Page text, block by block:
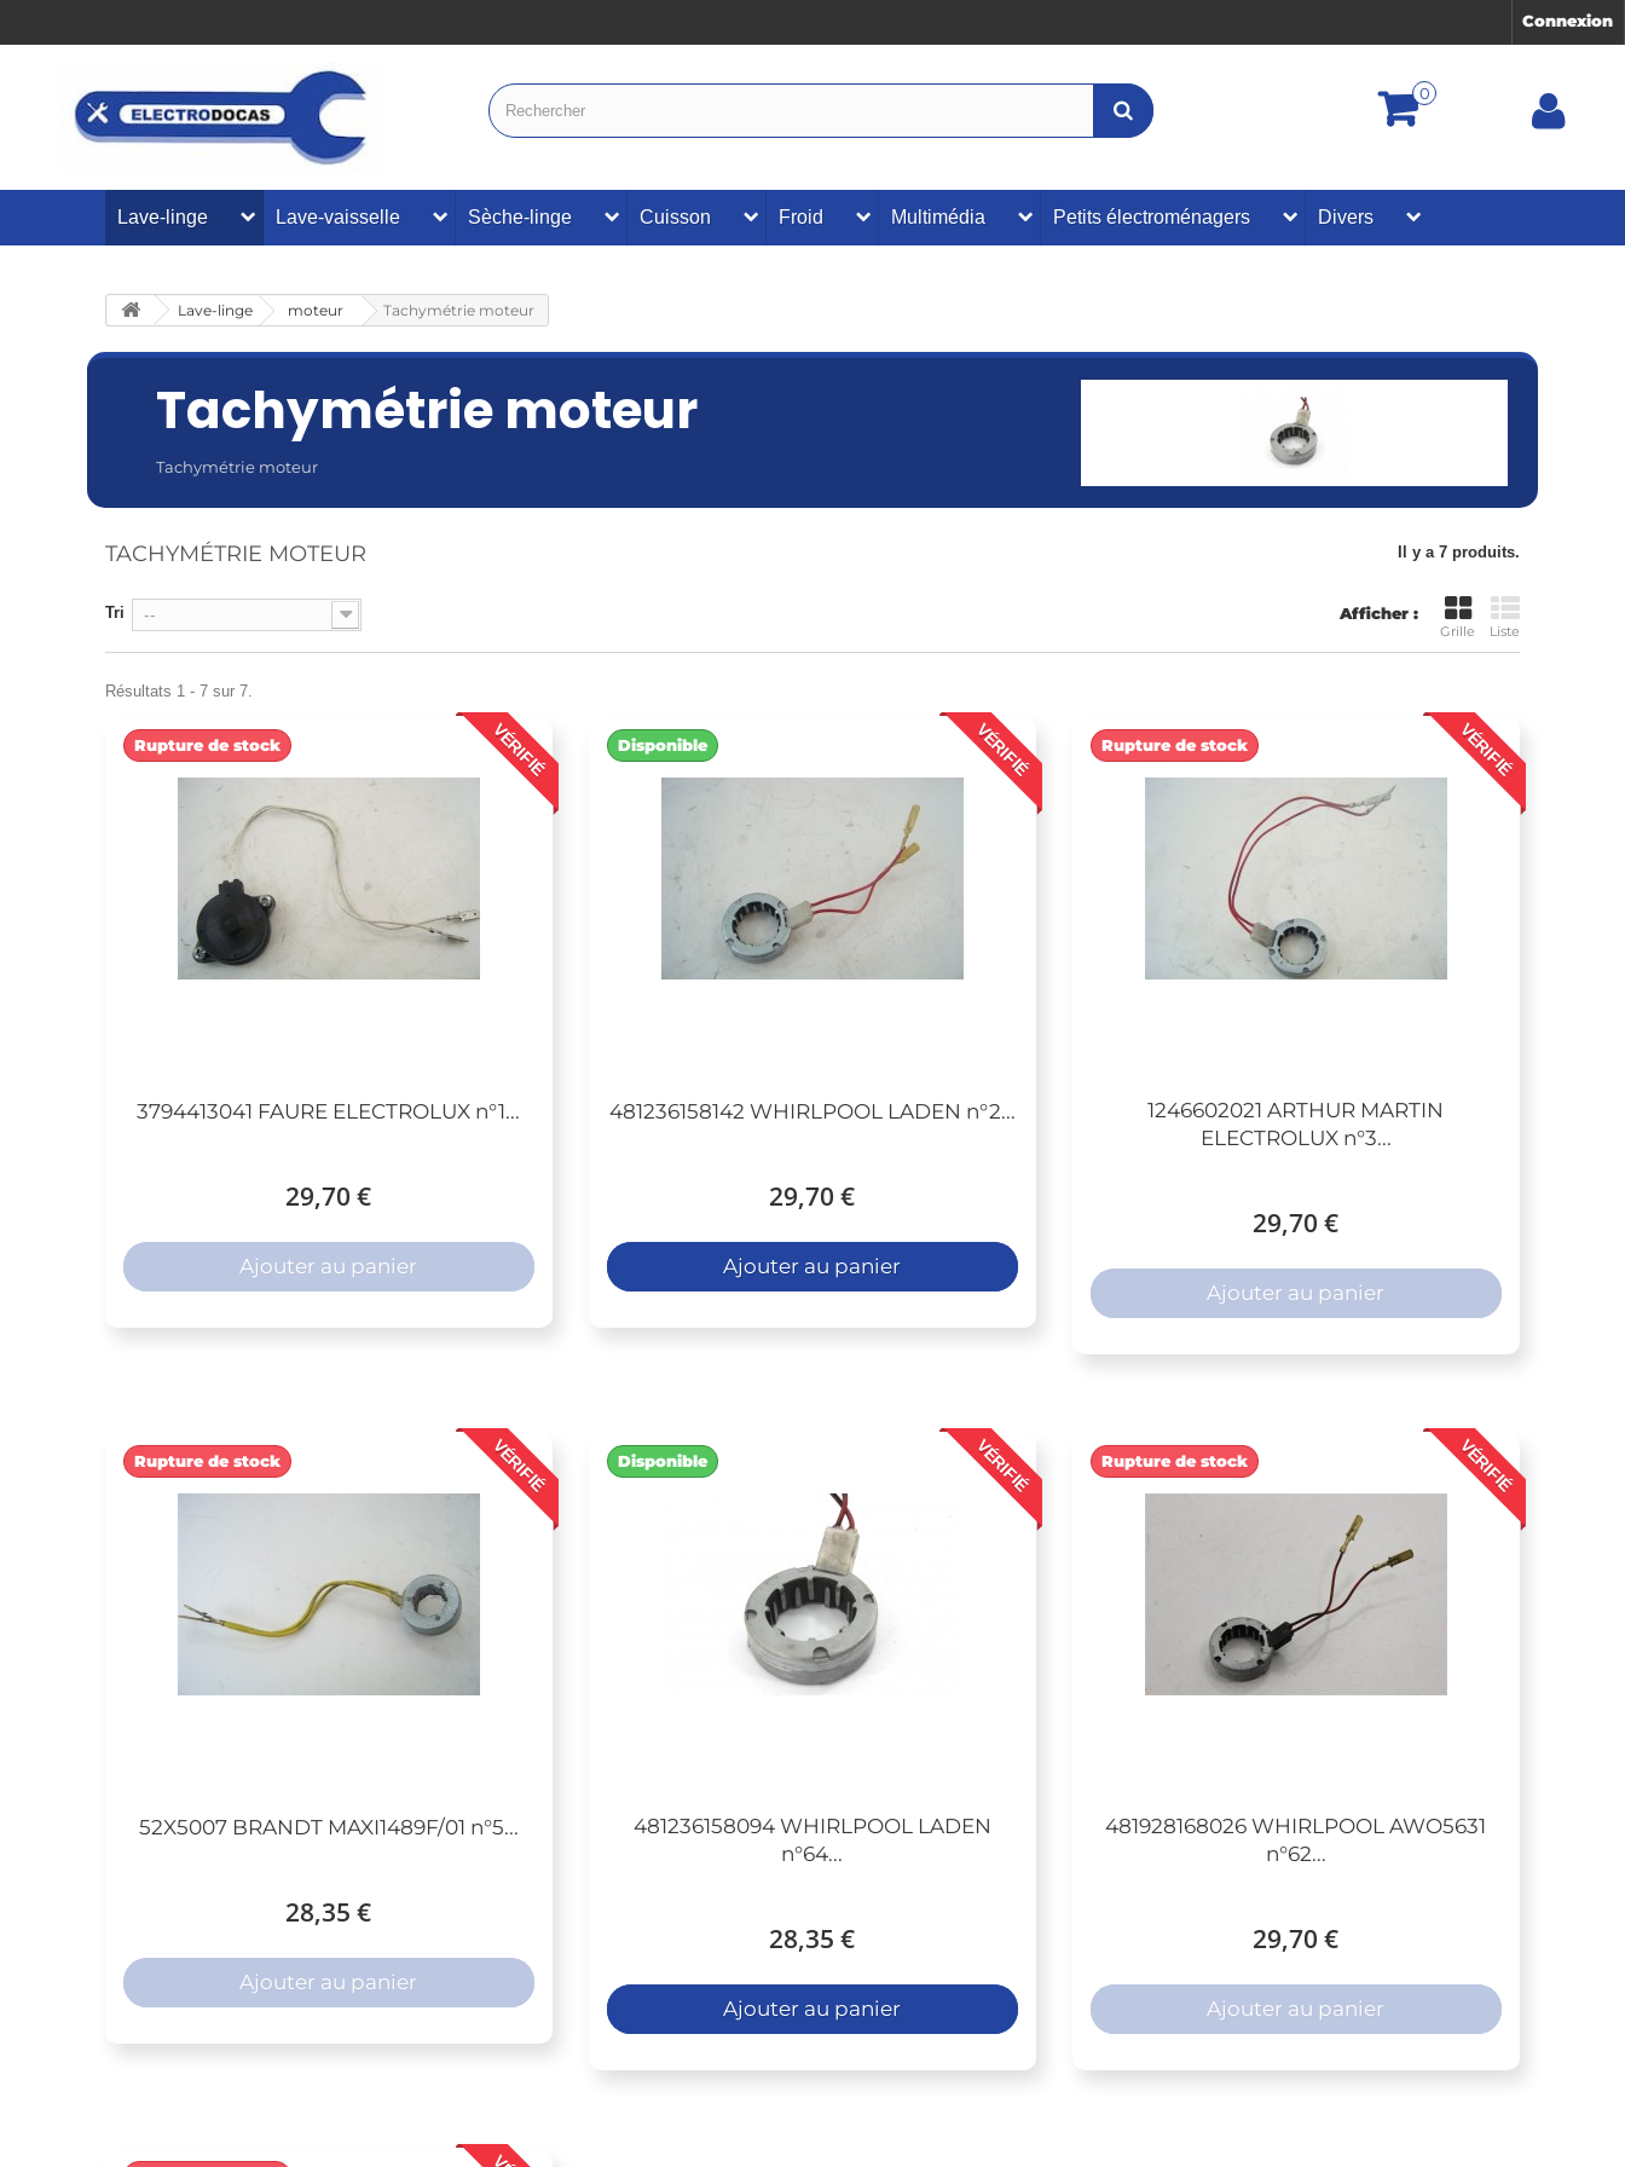
Connexion
0
Lave-linge Lave-vaisselle Sèche-linge Cuisson Froid Multimédia Petits électroménagers Divers
Lave-linge moteur Tachymétrie moteur
Tachymétrie moteur
Tachymétrie moteur
TACHYMÉTRIE MOTEUR Il y a 7 produits.
Afficher :
Grille Liste
Tri --
Résultats 1 - 7 sur 7.
VÉRIFIÉ
3794413041 FAURE ELECTROLUX n°1...
29,70 €
Rupture de stock
Ajouter au panier
VÉRIFIÉ
481236158142 WHIRLPOOL LADEN n°2...
29,70 €
Disponible
Ajouter au panier
VÉRIFIÉ
1246602021 ARTHUR MARTIN
ELECTROLUX n°3...
29,70 €
Rupture de stock
Ajouter au panier
VÉRIFIÉ
52X5007 BRANDT MAXI1489F/01 n°5...
28,35 €
Rupture de stock
Ajouter au panier
VÉRIFIÉ
481236158094 WHIRLPOOL LADEN
n°64...
28,35 €
Disponible
Ajouter au panier
VÉRIFIÉ
481928168026 WHIRLPOOL AWO5631
n°62...
29,70 €
Rupture de stock
Ajouter au panier